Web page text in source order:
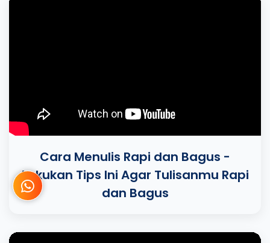
Cara Menulis Rapi dan Bagus -
Lakukan Tips Ini Agar Tulisanmu Rapi
dan Bagus